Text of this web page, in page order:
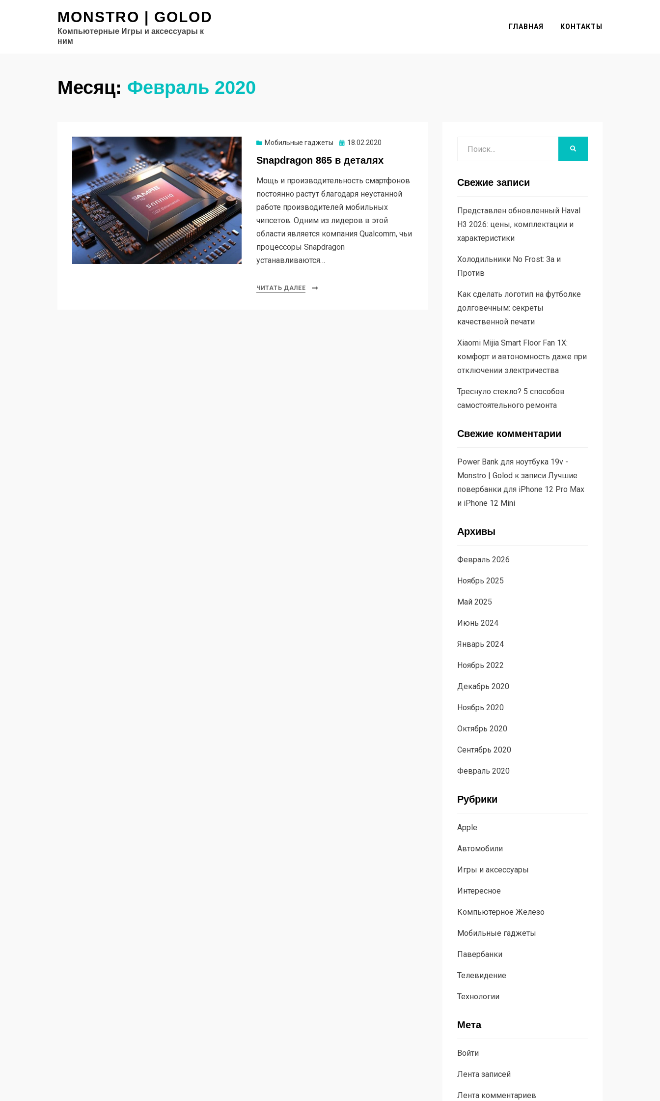
MONSTRO | GOLOD
Компьютерные Игры и аксессуары к
ним
ГЛАВНАЯ КОНТАКТЫ
Месяц: Февраль 2020
Мобильные гаджеты Опубликовано
18.02.2020
Snapdragon 865 в деталях
Мощь и производительность смартфонов
постоянно растут благодаря неустанной
работе производителей мобильных
чипсетов. Одним из лидеров в этой
области является компания Qualcomm, чьи
процессоры Snapdragon
устанавливаются…
ЧИТАТЬ ДАЛЕЕ
Свежие записи
Представлен обновленный Haval
H3 2026: цены, комплектации и
характеристики
Холодильники No Frost: За и
Против
Как сделать логотип на футболке
долговечным: секреты
качественной печати
Xiaomi Mijia Smart Floor Fan 1X:
комфорт и автономность даже при
отключении электричества
Треснуло стекло? 5 способов
самостоятельного ремонта
Свежие комментарии
Power Bank для ноутбука 19v -
Monstro | Golodк записи Лучшие
повербанки для iPhone 12 Pro Max
и iPhone 12 Mini
Архивы
Февраль 2026
Ноябрь 2025
Май 2025
Июнь 2024
Январь 2024
Ноябрь 2022
Декабрь 2020
Ноябрь 2020
Октябрь 2020
Сентябрь 2020
Февраль 2020
Рубрики
Apple
Автомобили
Игры и аксессуары
Интересное
Компьютерное Железо
Мобильные гаджеты
Павербанки
Телевидение
Технологии
Мета
Войти
Лента записей
Лента комментариев